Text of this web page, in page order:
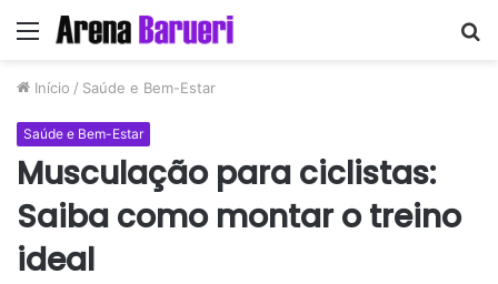
Menu
Início / Saúde e Bem-Estar
Saúde e Bem-Estar
Musculação para ciclistas:
Saiba como montar o treino
ideal